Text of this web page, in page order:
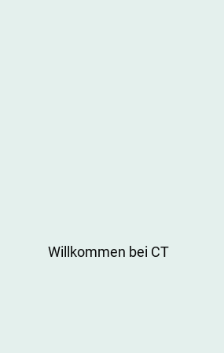
Willkommen bei CT